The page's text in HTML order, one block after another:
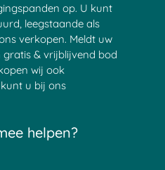
op. U kunt
leegstaande als
verkopen. Meldt uw
& vrijblijvend bod
wij ook
u bij ons
helpen?